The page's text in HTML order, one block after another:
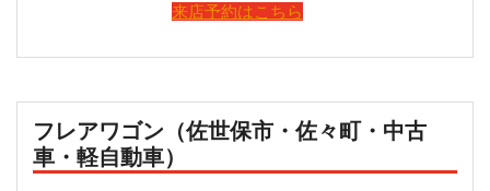
来店予約はこちら
フレアワゴン（佐世保市・佐々町・中古
車・軽自動車）